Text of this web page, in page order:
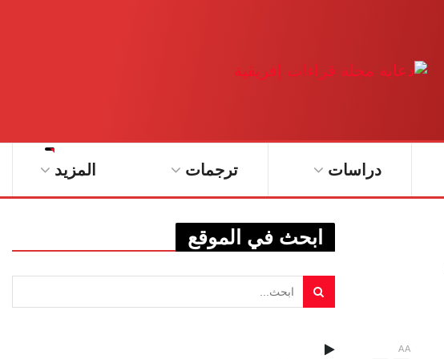
دراسات ترجمات المزيد
AA
ابحث في الموقع